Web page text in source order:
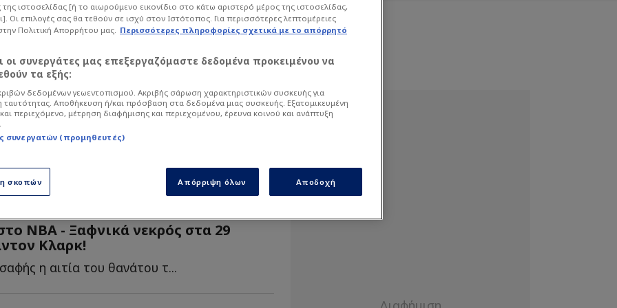
Roster
πρώτες πληροφορίες για Κλαρκ
θανάτου
ΝΒA - Ξαφνικά νεκρός στα 29
Κλαρκ!
σαφής η αιτία του θανάτου τ...
ιστοσελίδας [ή το αιωρούμενο εικονίδιο στο κάτω αριστερό μέρος της ιστοσελίδας,
Οι επιλογές σας θα τεθούν σε ισχύ στον Ιστότοπος. Για περισσότερες λεπτομέρειες
Πολιτική Απορρήτου μας. Περισσότερες πληροφορίες σχετικά με το απόρρητό
οι συνεργάτες μας επεξεργαζόμαστε δεδομένα προκειμένου να
τα εξής:
δεδομένων γεωεντοπισμού. Ακριβής σάρωση χαρακτηριστικών συσκευής για
ταυτότητας. Αποθήκευση ή/και πρόσβαση στα δεδομένα μιας συσκευής. Εξατομικευμένη
περιεχόμενο, μέτρηση διαφήμισης και περιεχομένου, έρευνα κοινού και ανάπτυξη
συνεργατών (προμηθευτές)
σκοπών Απόρριψη όλων Αποδοχή